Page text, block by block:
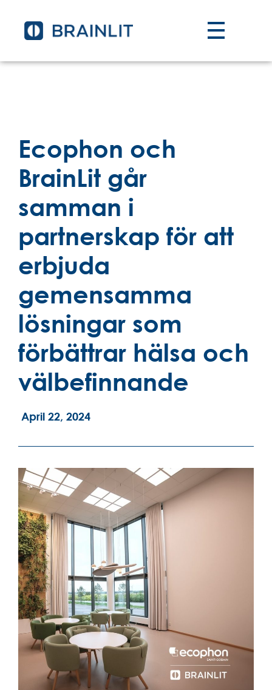
Ecophon och
BrainLit går
samman i
partnerskap för att
erbjuda
gemensamma
lösningar som
förbättrar hälsa och
välbefinnande
April 22, 2024